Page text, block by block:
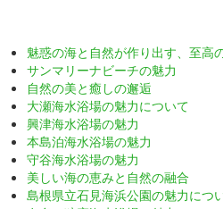
魅惑の海と自然が作り出す、至高
サンマリーナビーチの魅力
自然の美と癒しの邂逅
大瀬海水浴場の魅力について
興津海水浴場の魅力
本島泊海水浴場の魅力
守谷海水浴場の魅力
美しい海の恵みと自然の融合
島根県立石見海浜公園の魅力につ